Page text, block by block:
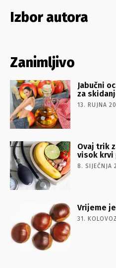
Izbor autora
Zanimljivo
Jabučni
za
13. RUJNA
Ovaj trik
visok
8. SIJEČNJA
Vrijeme
31.